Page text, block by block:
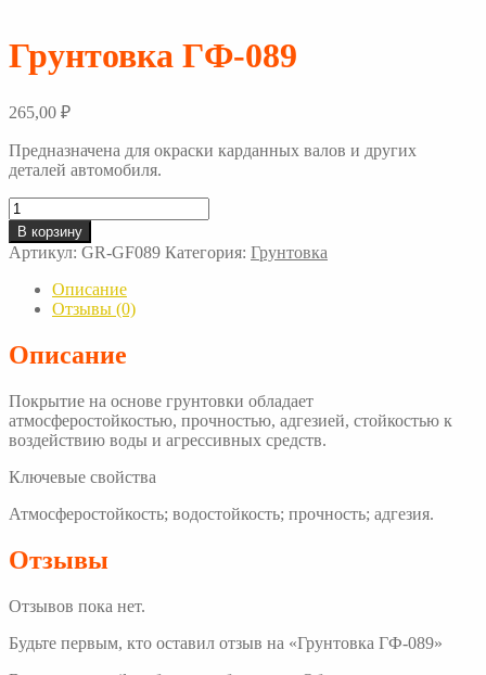
Грунтовка ГФ-089
265,00 ₽
Предназначена для окраски карданных валов и других
деталей автомобиля.
Количество
товара
Грунтовка
ГФ-089
В корзину
Артикул: GR-GF089 Категория: Грунтовка
Описание
Отзывы (0)
Описание
Покрытие на основе грунтовки обладает
атмосферостойкостью, прочностью, адгезией, стойкостью к
воздействию воды и агрессивных средств.
Ключевые свойства
Атмосферостойкость; водостойкость; прочность; адгезия.
Отзывы
Отзывов пока нет.
Будьте первым, кто оставил отзыв на «Грунтовка ГФ-089»